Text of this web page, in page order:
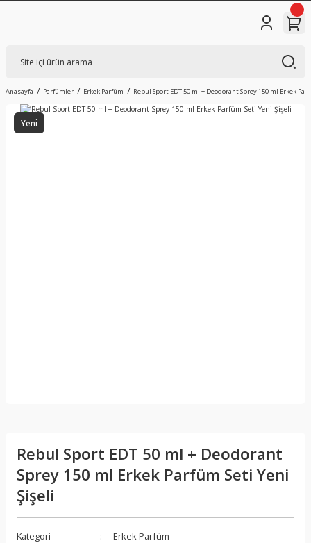
Anasayfa Parfümler Erkek Parfüm Rebul Sport EDT 50 ml + Deodorant Sprey 150 ml Erkek
Yeni
Rebul Sport EDT 50 ml + Deodorant
Sprey 150 ml Erkek Parfüm Seti Yeni
Şişeli
Kategori
Erkek Parfüm